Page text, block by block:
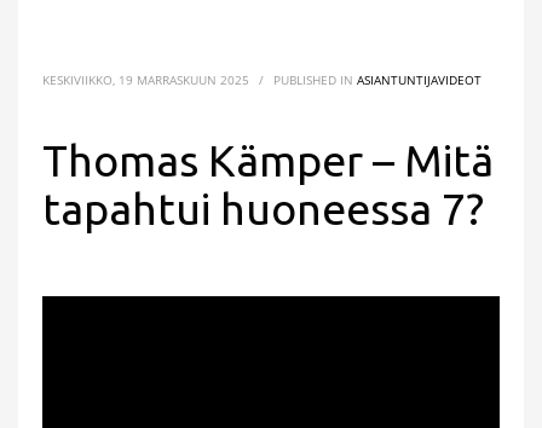
KESKIVIIKKO, 19 MARRASKUUN 2025 / PUBLISHED IN ASIANTUNTIJAVIDEOT
Thomas Kämper – Mitä
tapahtui huoneessa 7?